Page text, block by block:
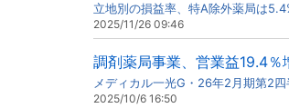
立地別の損益率、特A除外薬局は
2025/11/26 09:46
調剤薬局事業、営業益19.4％
メディカル一光G・26年2月期第2四
2025/10/6 16:50